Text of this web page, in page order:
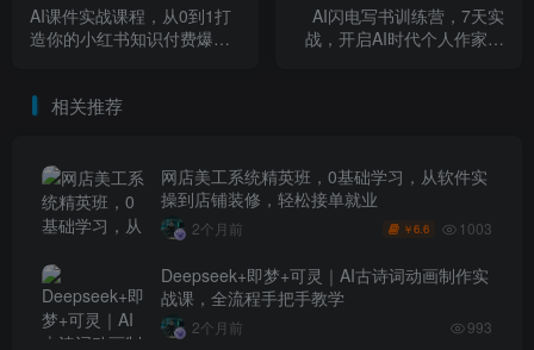
AI课件实战课程，从0到1打
造你的小红书知识付费爆品
AI闪电写书训练营，7天实
战，开启AI时代个人作家之
相关推荐
网店美工系统精英班，0基础学习，从软件实
操到店铺装修，轻松接单就业
2个月前 ￥6.6 1003
Deepseek+即梦+可灵｜AI古诗词动画制作实
战课，全流程手把手教学
2个月前 993